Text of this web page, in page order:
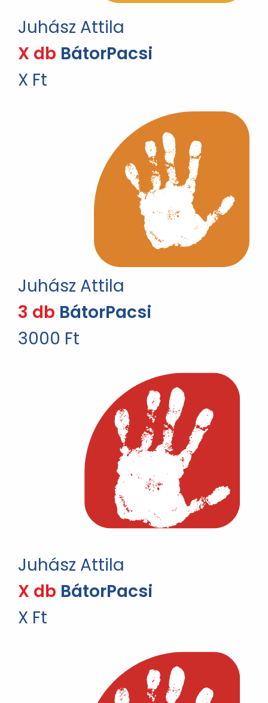
Juhász Attila
X db BátorPacsi
X Ft
Juhász Attila
3 db BátorPacsi
3000 Ft
Juhász Attila
X db BátorPacsi
X Ft